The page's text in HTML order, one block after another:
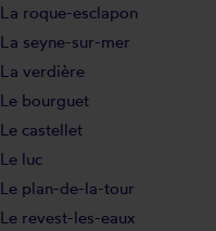
La roque-esclapon
La seyne-sur-mer
La verdière
Le bourguet
Le castellet
Le luc
Le plan-de-la-tour
Le revest-les-eaux